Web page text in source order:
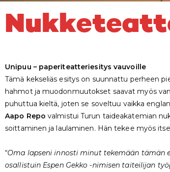
Unipuu – paperiteatteriesitys vauvoille
Tämä kekseliäs esitys on suunnattu perheen
hahmot ja muodonmuutokset saavat myös
puhuttua kieltä, joten se soveltuu vaikka
Aapo Repo valmistui Turun taideakatemian
soittaminen ja laulaminen. Hän tekee myös
“Oma lapseni innosti minut tekemään tämän
osallistuin Espen Gekko -nimisen taiteilijan